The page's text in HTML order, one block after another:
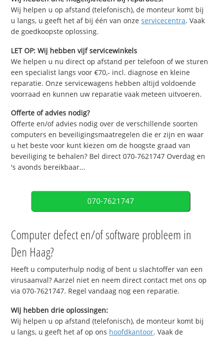
Wij helpen u op afstand (telefonisch), de monteur komt bij
u langs, u geeft het af bij één van onzeservicecentra. Vaak
de goedkoopste oplossing.
LET OP: Wij hebben vijf servicewinkels
We helpen u nu direct op afstand per telefoon of we sturen
een specialist langs voor €70,- incl. diagnose en kleine
reparatie. Onze servicewagens hebben altijd voldoende
voorraad en kunnen uw reparatie vaak meteen uitvoeren.
Offerte of advies nodig?
Offerte en/of advies nodig over de verschillende soorten
computers en beveiligingsmaatregelen die er zijn en waar
u het beste voor kunt kiezen om de hoogste graad van
beveiliging te behalen? Bel direct 070-7621747 Overdag en
's avonds bereikbaar...
070-7621747
Computer defect en/of software probleem in
Den Haag?
Heeft u computerhulp nodig of bent u slachtoffer van een
virusaanval? Aarzel niet en neem direct contact met ons op
via 070-7621747. Regel vandaag nog een reparatie.
Wij hebben drie oplossingen:
Wij helpen u op afstand (telefonisch), de monteur komt bij
u langs, u geeft het af op ons hoofdkantoor. Vaak de